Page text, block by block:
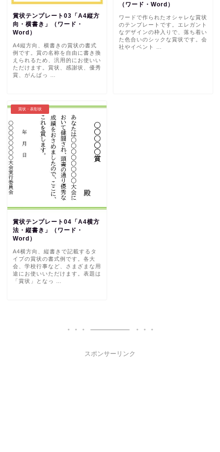
賞状テンプレート03「A4縦方
向・横書き」（ワード・
Word）
A4縦方向、横書きの賞状の書式
例です。賞の名称を自由に書き換
えられるため、汎用的にお使いい
ただけます。賞状、感謝状、優秀
賞、がんばっ …
（ワード・Word）
ワードで作られたオシャレな賞状
のテンプレートです。エレガント
なデザインの枠入りで、落ち着い
た色合いのシックな賞状です。会
社やイベント …
賞状・表彰状
賞状テンプレート04「A4横方
法・縦書き」（ワード・
Word）
A4横方向、縦書きで記載するタ
イプの賞状の書式例です。各大
会、学校行事など、さまざまな用
途にお使いいただけます。表題は
「賞状」となっ …
スポンサーリンク